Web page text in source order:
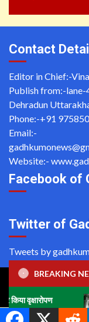
Contact
Editor in Chief:-
Publish from:-lane-
Dehradun
Phone:-+91
Email:-
Website:-
Facebook of
Twitter of
Tweets by
Copyright ©2020
and
BREAKING
जंगलों में